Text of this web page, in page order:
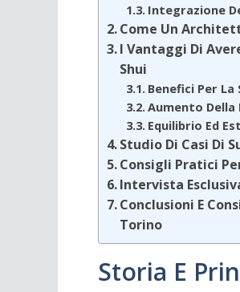
Integrazione
Come Un
I Vantaggi Di
Shui
Benefici Per La
Aumento Della
Equilibrio Ed
Studio Di Casi Di
Consigli Pratici
Intervista
Conclusioni E
Torino
Storia E